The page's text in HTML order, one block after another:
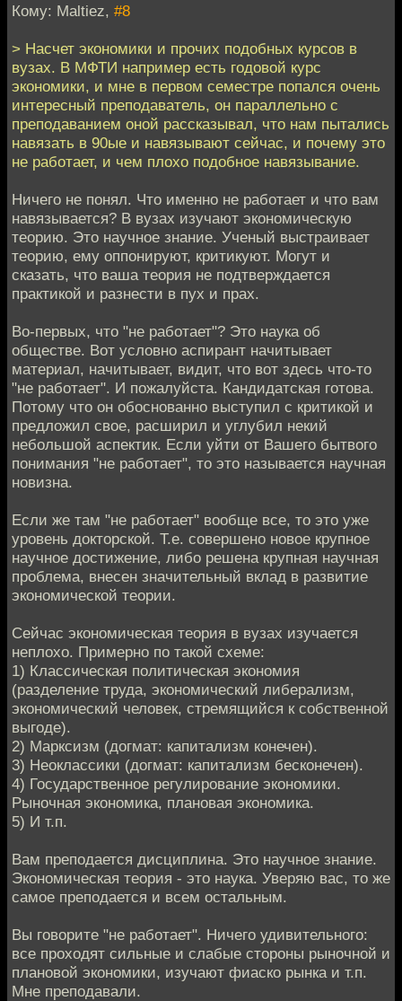
Кому: Maltiez, #8
> Насчет экономики и прочих подобных курсов в
вузах. В МФТИ например есть годовой курс
экономики, и мне в первом семестре попался очень
интересный преподаватель, он параллельно с
преподаванием оной рассказывал, что нам пытались
навязать в 90ые и навязывают сейчас, и почему это
не работает, и чем плохо подобное навязывание.
Ничего не понял. Что именно не работает и что вам
навязывается? В вузах изучают экономическую
теорию. Это научное знание. Ученый выстраивает
теорию, ему оппонируют, критикуют. Могут и
сказать, что ваша теория не подтверждается
практикой и разнести в пух и прах.
Во-первых, что "не работает"? Это наука об
обществе. Вот условно аспирант начитывает
материал, начитывает, видит, что вот здесь что-то
"не работает". И пожалуйста. Кандидатская готова.
Потому что он обоснованно выступил с критикой и
предложил свое, расширил и углубил некий
небольшой аспектик. Если уйти от Вашего бытвого
понимания "не работает", то это называется научная
новизна.
Если же там "не работает" вообще все, то это уже
уровень докторской. Т.е. совершено новое крупное
научное достижение, либо решена крупная научная
проблема, внесен значительный вклад в развитие
экономической теории.
Сейчас экономическая теория в вузах изучается
неплохо. Примерно по такой схеме:
1) Классическая политическая экономия
(разделение труда, экономический либерализм,
экономический человек, стремящийся к собственной
выгоде).
2) Марксизм (догмат: капитализм конечен).
3) Неоклассики (догмат: капитализм бесконечен).
4) Государственное регулирование экономики.
Рыночная экономика, плановая экономика.
5) И т.п.
Вам преподается дисциплина. Это научное знание.
Экономическая теория - это наука. Уверяю вас, то же
самое преподается и всем остальным.
Вы говорите "не работает". Ничего удивительного:
все проходят сильные и слабые стороны рыночной и
плановой экономики, изучают фиаско рынка и т.п.
Мне преподавали.